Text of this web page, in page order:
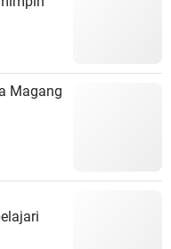
Magang